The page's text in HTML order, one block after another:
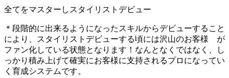
全てをマスターしスタイリストデビュー
＊段階的に出来るようになったスキルからデビューすること
により、スタイリストデビューする頃には沢山のお客様 が
ファン化している状態となります！なんとなくではなく、し
っかり積み上げて確実にお客様に支持されるプロになってい
く育成システムです。